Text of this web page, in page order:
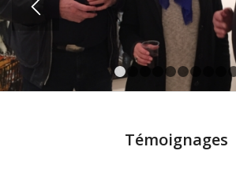
Témoignages